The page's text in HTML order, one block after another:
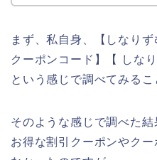
まず、私自身、【しなり
クーポンコード】【 しな
という感じで調べてみるこ
そのような感じで調べた
お得な割引クーポンやク